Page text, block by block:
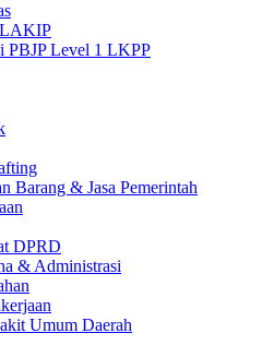
PBJP Level 1 LKPP
Barang & Jasa Pemerintah
DPRD
& Administrasi
Umum Daerah